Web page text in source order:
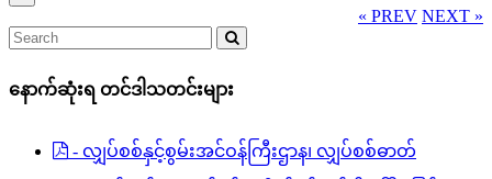
« PREV NEXT »
နောက်ဆုံးရ တင်ဒါသတင်းများ
- လျှပ်စစ်နှင့်စွမ်းအင်ဝန်ကြီးဌာန၊ လျှပ်စစ်ဓာတ်